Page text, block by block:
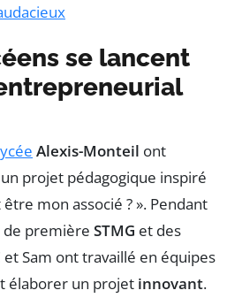
se lancent
Alexis-Monteil ont
projet pédagogique inspiré
mon associé ? ». Pendant
de première STMG et des
et Sam ont travaillé en équipes
élaborer un projet innovant.